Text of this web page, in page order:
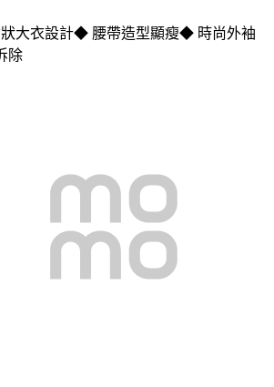
大衣設計◆ 腰帶造型顯瘦◆ 時尚外袖
除